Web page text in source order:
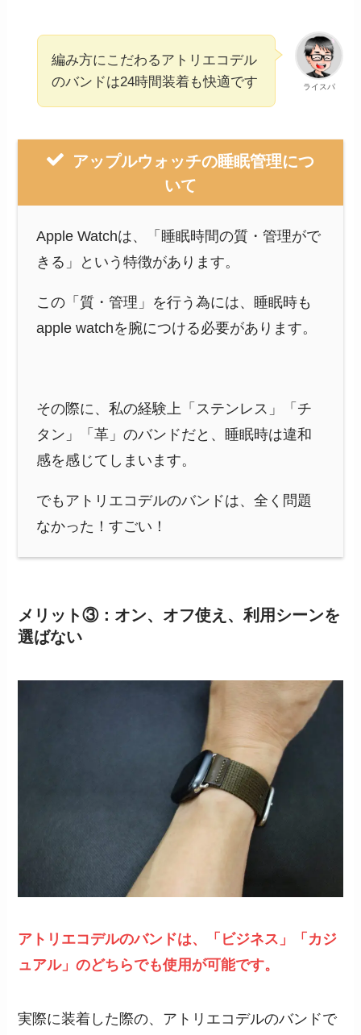
ライスパ
編み方にこだわるアトリエコデル
のバンドは24時間装着も快適です
アップルウォッチの睡眠管理につ
いて
Apple Watchは、「睡眠時間の質・管理がで
きる」という特徴があります。
この「質・管理」を行う為には、睡眠時も
apple watchを腕につける必要があります。
その際に、私の経験上「ステンレス」「チ
タン」「革」のバンドだと、睡眠時は違和
感を感じてしまいます。
でもアトリエコデルのバンドは、全く問題
なかった！すごい！
メリット③：オン、オフ使え、利用シーンを
選ばない
アトリエコデルのバンドは、「ビジネス」「カジ
ュアル」のどちらでも使用が可能です。
実際に装着した際の、アトリエコデルのバンドで